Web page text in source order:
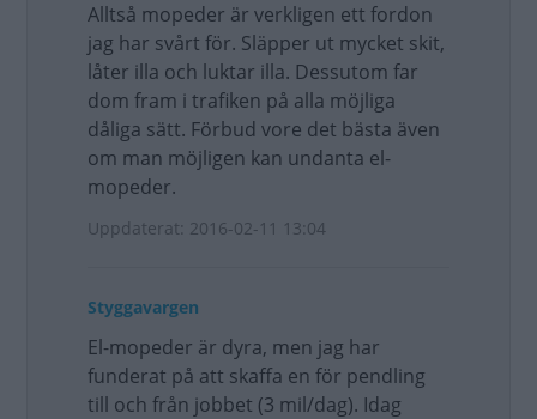
Alltså mopeder är verkligen ett fordon
jag har svårt för. Släpper ut mycket skit,
låter illa och luktar illa. Dessutom far
dom fram i trafiken på alla möjliga
dåliga sätt. Förbud vore det bästa även
om man möjligen kan undanta el-
mopeder.
Uppdaterat: 2016-02-11 13:04
Styggavargen
El-mopeder är dyra, men jag har
funderat på att skaffa en för pendling
till och från jobbet (3 mil/dag). Idag